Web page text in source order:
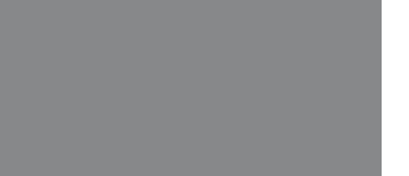
window))
window))